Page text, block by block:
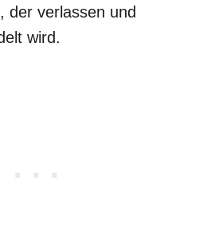
der verlassen und
wird.